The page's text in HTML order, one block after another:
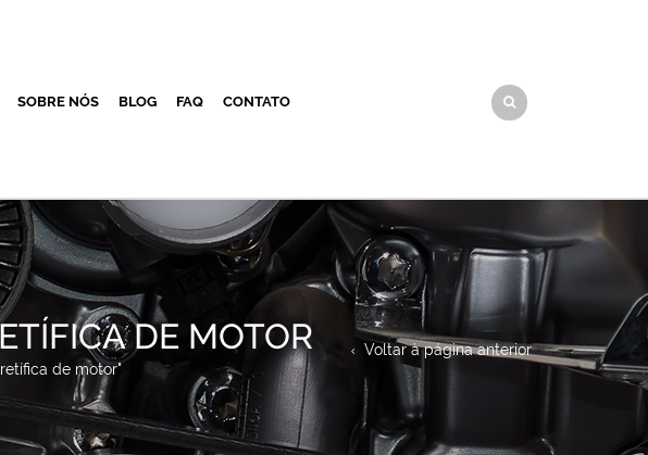
SOBRE NÓS BLOG FAQ CONTATO
DE MOTOR
de motor"
Voltar à página anterior